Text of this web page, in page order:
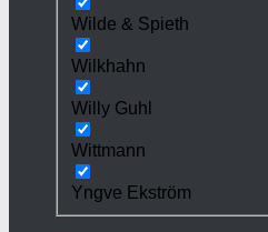
Wilde & Spieth
Wilkhahn
Willy Guhl
Wittmann
Yngve Ekström